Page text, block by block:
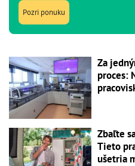
Pozri ponuku
Za
proces:
Zbaľte
Tieto
ušetria